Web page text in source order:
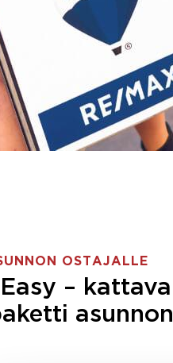
OSTAJALLE
– kattava
asunnon